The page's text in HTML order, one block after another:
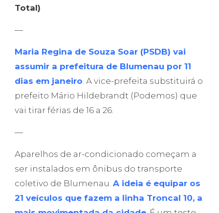
Total)
—
Maria Regina de Souza Soar (PSDB) vai
assumir a prefeitura de Blumenau por 11
dias em janeiro. A vice-prefeita substituirá o
prefeito Mário Hildebrandt (Podemos) que
vai tirar férias de 16 a 26.
—
Aparelhos de ar-condicionado começam a
ser instalados em ônibus do transporte
coletivo de Blumenau. A ideia é equipar os
21 veículos que fazem a linha Troncal 10, a